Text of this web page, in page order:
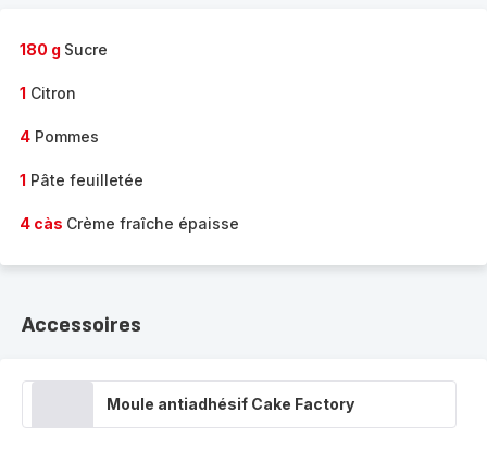
180 g Sucre
1 Citron
4 Pommes
1 Pâte feuilletée
4 càs Crème fraîche épaisse
Accessoires
Moule antiadhésif Cake Factory